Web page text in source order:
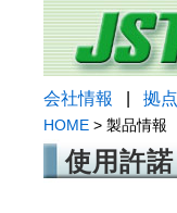
会社情報 拠
HOME > 製品情報
使用許諾